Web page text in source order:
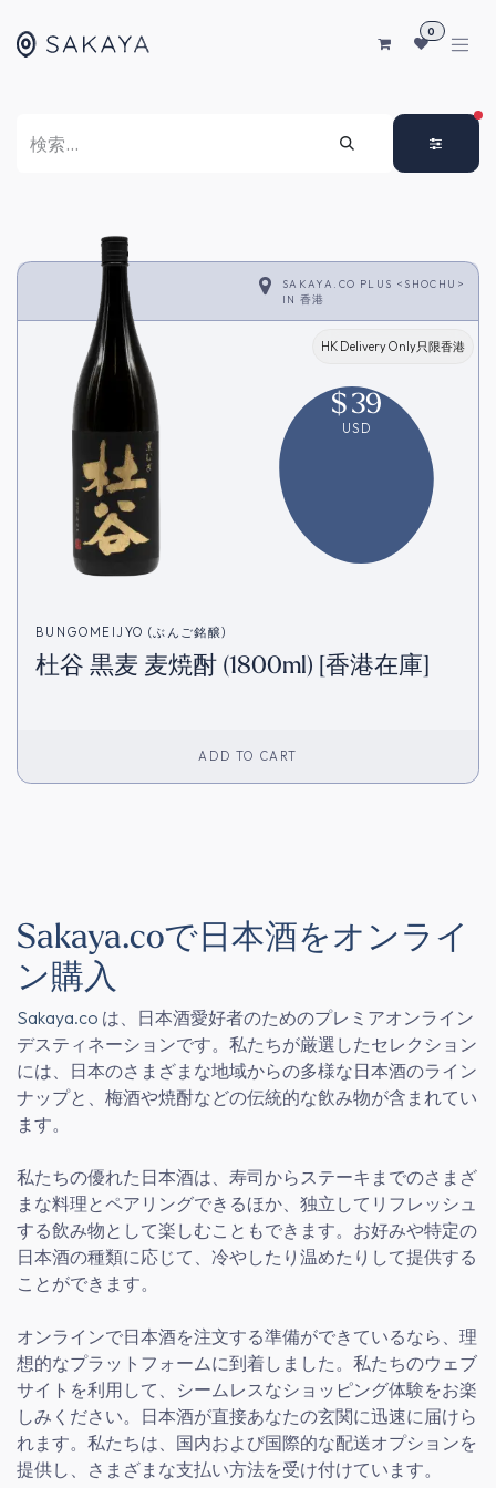
0
SAKAYA.CO PLUS <SHOCHU>
IN 香港
HK Delivery Only只限香港
$39
USD
BUNGOMEIJYO (ぶんご銘醸)
杜谷 黒麦 麦焼酎 (1800ml) [香港在庫]
ADD TO CART
Sakaya.coで日本酒をオンライ
ン購入
Sakaya.co は、日本酒愛好者のためのプレミアオンライン
デスティネーションです。私たちが厳選したセレクション
には、日本のさまざまな地域からの多様な日本酒のライン
ナップと、梅酒や焼酎などの伝統的な飲み物が含まれてい
ます。
私たちの優れた日本酒は、寿司からステーキまでのさまざ
まな料理とペアリングできるほか、独立してリフレッシュ
する飲み物として楽しむこともできます。お好みや特定の
日本酒の種類に応じて、冷やしたり温めたりして提供する
ことができます。
オンラインで日本酒を注文する準備ができているなら、理
想的なプラットフォームに到着しました。私たちのウェブ
サイトを利用して、シームレスなショッピング体験をお楽
しみください。日本酒が直接あなたの玄関に迅速に届けら
れます。私たちは、国内および国際的な配送オプションを
提供し、さまざまな支払い方法を受け付けています。